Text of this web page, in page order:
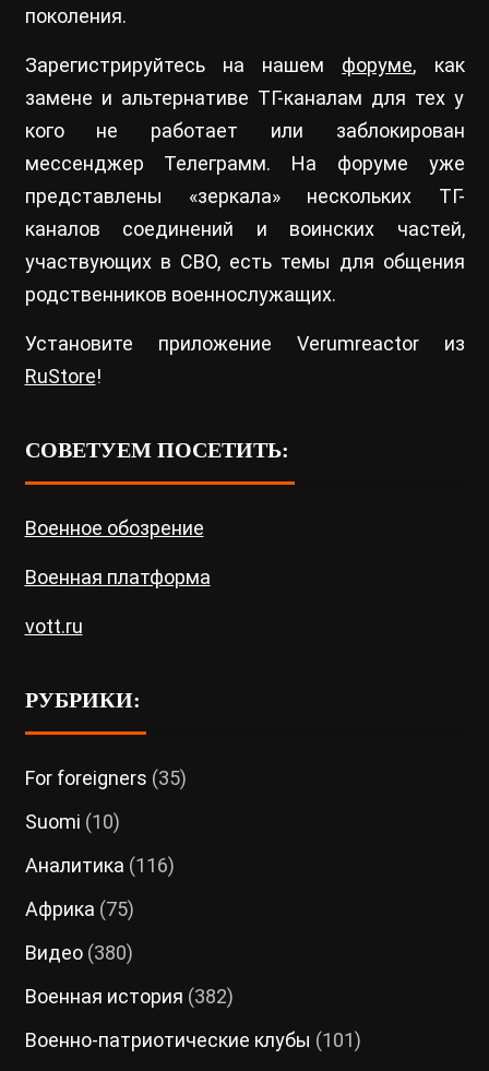
поколения.
Зарегистрируйтесь на нашем форуме, как
замене и альтернативе ТГ-каналам для тех у
кого не работает или заблокирован
мессенджер Телеграмм. На форуме уже
представлены «зеркала» нескольких ТГ-
каналов соединений и воинских частей,
участвующих в СВО, есть темы для общения
родственников военнослужащих.
Установите приложение Verumreactor из
RuStore!
СОВЕТУЕМ ПОСЕТИТЬ:
Военное обозрение
Военная платформа
vott.ru
РУБРИКИ:
For foreigners (35)
Suomi (10)
Аналитика (116)
Африка (75)
Видео(380)
Военная история (382)
Военно-патриотические клубы (101)